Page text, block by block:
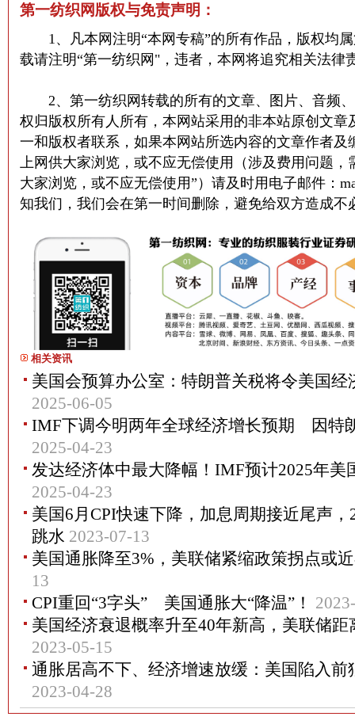
第一纺织网版权与免责声明：
1、凡本网注明“本网专稿”的所有作品，版权均属
载请注明“第一纺织网"，违者，本网将追究相关法律
2、第一纺织网转载的所有的文章、图片、音频、
权归版权所有人所有，本网站采用的非本站原创文章
一和版权者联系，如果本网站所选内容的文章作者及
上网供大家浏览，或不应无偿使用（涉及费用问题，
大家浏览，或不应无偿使用”）请及时用电子邮件：
知我们，我们会在第一时间删除，避免给双方造成
相关资讯
美国会预算办公室：特朗普关税将令美国经
2025-06-05
IMF下调今明两年全球经济增长预期 因特
2025-04-23
发达经济体中最大降幅！IMF预计2025年美
2025-04-23
美国6月CPI快速下降，加息周期接近尾声，
跳水 2023-07-13
美国通胀降至3%，美联储紧缩政策拐点或
13
CPI重回“3字头” 美国通胀大“降温”！
美国经济衰退概率升至40年新高，美联储距
2023-05-15
通胀居高不下、经济增速放缓：美国陷入前
2023-04-28